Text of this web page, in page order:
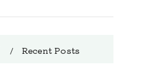
Recent Posts